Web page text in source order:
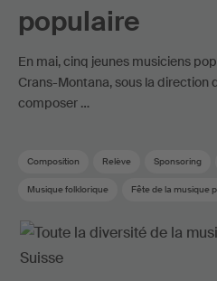
populaire
En mai, cinq jeunes musiciens
Crans-Montana, sous la direction
composer …
Composition Relève Sponsoring
Musique folklorique Fête de la musique